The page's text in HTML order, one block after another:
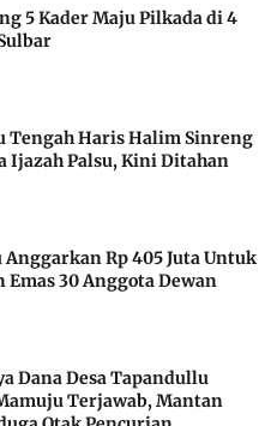
5 Kader Maju Pilkada di 4
Tengah Haris Halim Sinreng
Ijazah Palsu, Kini Ditahan
Anggarkan Rp 405 Juta Untuk
Emas 30 Anggota Dewan
Dana Desa Tapandullu
Terjawab, Mantan